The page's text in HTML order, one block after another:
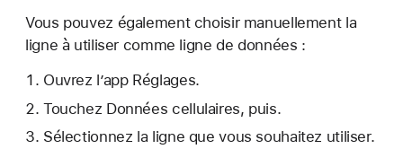
Vous pouvez également choisir manuellement la
ligne à utiliser comme ligne de données :
Ouvrez l’app Réglages.
Touchez Données cellulaires, puis.
Sélectionnez la ligne que vous souhaitez utiliser.